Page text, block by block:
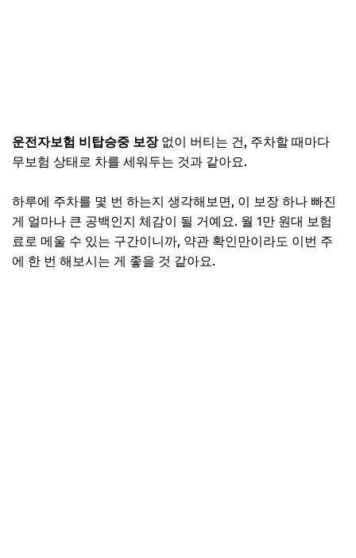
운전자보험 비탑승중 보장없이 버티는 건, 주차할 때마다
무보험 상태로 차를 세워두는 것과 같아요.
하루에 주차를 몇 번 하는지 생각해보면, 이 보장 하나 빠진
게 얼마나 큰 공백인지 체감이 될 거예요. 월 1만 원대 보험
료로 메울 수 있는 구간이니까, 약관 확인만이라도 이번 주
에 한 번 해보시는 게 좋을 것 같아요.